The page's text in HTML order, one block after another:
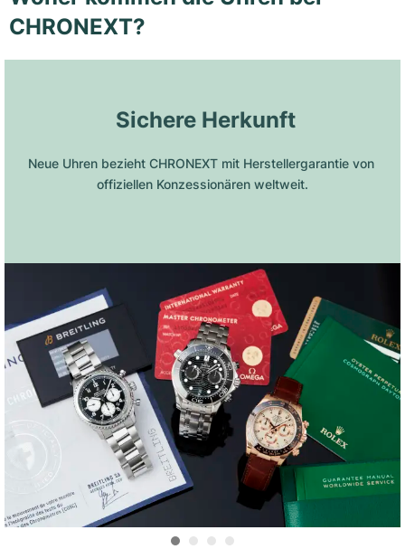
CHRONEXT?
Sichere Herkunft
Neue Uhren bezieht CHRONEXT mit Herstellergarantie von
offiziellen Konzessionären weltweit.